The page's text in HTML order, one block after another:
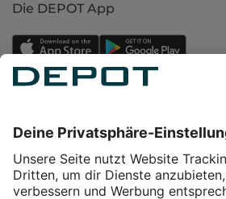
Die DEPOT App
Service